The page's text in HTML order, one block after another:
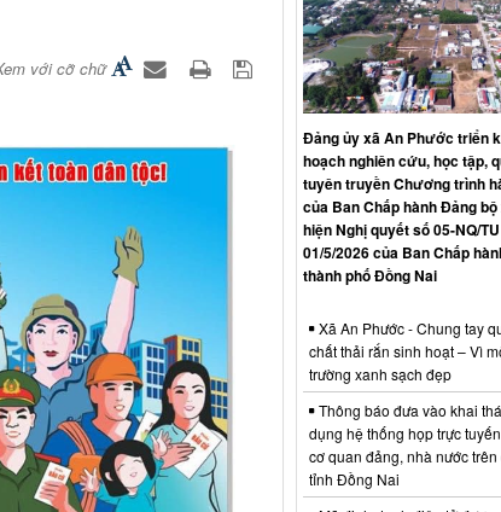
với cỡ chữ
Đảng ủy xã An Phước triển
hoạch nghiên cứu, học tập,
tuyên truyền Chương trình
của Ban Chấp hành Đảng
hiện Nghị quyết số 05-NQ/
01/5/2026 của Ban Chấp
thành phố Đồng Nai
Xã An Phước - Chung tay
chất thải rắn sinh hoạt – Vì
trường xanh sạch đẹp
Thông báo đưa vào khai
dụng hệ thống họp trực
cơ quan đảng, nhà nước
tỉnh Đồng Nai